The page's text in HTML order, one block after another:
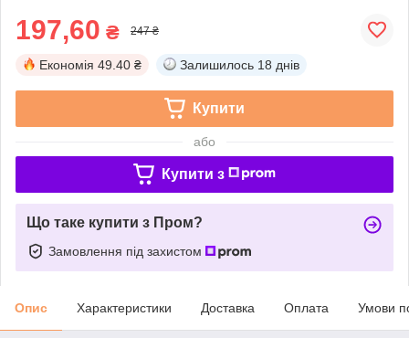
197,60 ₴ 247 ₴
Економія 49.40 ₴ Залишилось 18 днів
Купити
або
Купити з
Що таке купити з Пром?
Замовлення під захистом
Опис Характеристики Доставка Оплата Умови